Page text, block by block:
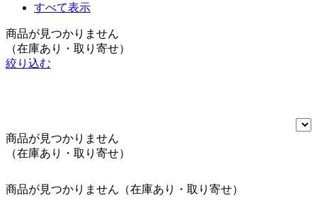
すべて表示
商品が見つかりません
（在庫あり・取り寄せ）
絞り込む
商品が見つかりません
（在庫あり・取り寄せ）
商品が見つかりません（在庫あり・取り寄せ）